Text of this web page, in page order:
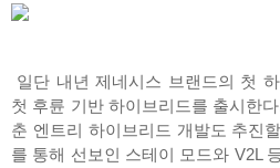
일단 내년 제네시스 브랜드의 첫
첫 후륜 기반 하이브리드를 출시한
춘 엔트리 하이브리드 개발도 추진
를 통해 선보인 스테이 모드와 V2L